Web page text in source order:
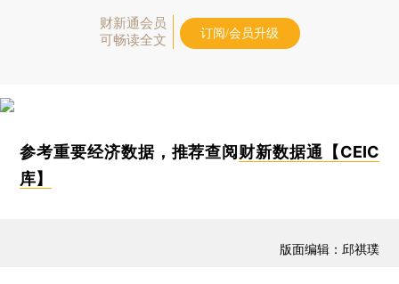
财新通会员
可畅读全文
订阅/会员升级
参考重要经济数据，推荐查阅财新数据通【CEIC
库】
版面编辑：邱祺璞